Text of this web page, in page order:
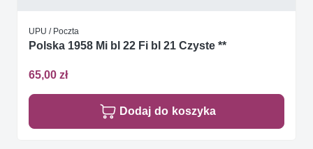
UPU / Poczta
Polska 1958 Mi bl 22 Fi bl 21 Czyste **
65,00 zł
Dodaj do koszyka